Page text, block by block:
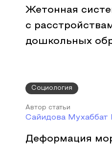
Жетонная
с
дошкольных
Социология
Автор статьи
Сайидова Мухаббат
Деформация